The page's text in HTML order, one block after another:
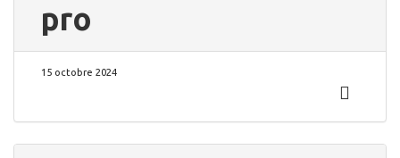
pro
15 octobre 2024